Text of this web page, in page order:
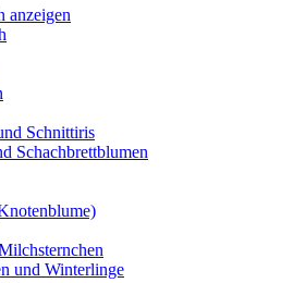
anzeigen
Schnittiris
Schachbrettblumen
und Winterlinge